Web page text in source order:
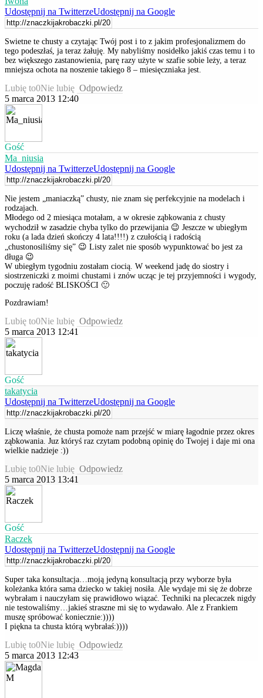
Udostępnij na TwitterzeUdostępnij na Google
Swietne te chusty a czytając Twój post i to z jakim profesjonalizmem do
tego podeszłaś, ja teraz żałuję. My nabyliśmy nosidełko jakiś czas temu i to
bez większego zastanowienia, parę razy użyte w szafie sobie leży, a teraz
mniejsza ochota na noszenie takiego 8 – miesięczniaka jest.
Lubię to0Nie lubię Odpowiedz
5 marca 2013 12:40
Gość
Ma_niusia
Udostępnij na TwitterzeUdostępnij na Google
Nie jestem „maniaczką” chusty, nie znam się perfekcyjnie na modelach i
rodzajach.
Młodego od 2 miesiąca motałam, a w okresie ząbkowania z chusty
wychodził w zasadzie chyba tylko do przewijania 😉 Jeszcze w ubiegłym
roku (a lada dzień skończy 4 lata!!!!) z czułością i radością
„chustonosiliśmy się” 😉 Listy zalet nie sposób wypunktować bo jest za
długa 😉
W ubiegłym tygodniu zostałam ciocią. W weekend jadę do siostry i
siostrzeniczki z moimi chustami i znów ucząc je tej przyjemności i wygody,
poczuję radość BLISKOŚCI 🙂
Pozdrawiam!
Lubię to0Nie lubię Odpowiedz
5 marca 2013 12:41
Gość
takatycia
Udostępnij na TwitterzeUdostępnij na Google
Liczę właśnie, że chusta pomoże nam przejść w miarę łagodnie przez okres
ząbkowania. Juz któryś raz czytam podobną opinię do Twojej i daje mi ona
wielkie nadzieje :))
Lubię to0Nie lubię Odpowiedz
5 marca 2013 13:41
Gość
Raczek
Udostępnij na TwitterzeUdostępnij na Google
Super taka konsultacja…moją jedyną konsultacją przy wyborze była
koleżanka która sama dziecko w takiej nosiła. Ale wydaje mi się że dobrze
wybrałam i nauczyłam się prawidłowo wiązać. Techniki na plecaczek nigdy
nie testowaliśmy…jakieś straszne mi się to wydawało. Ale z Frankiem
muszę spróbować koniecznie:))))
I piękna ta chusta którą wybrałaś:))))
Lubię to0Nie lubię Odpowiedz
5 marca 2013 12:43